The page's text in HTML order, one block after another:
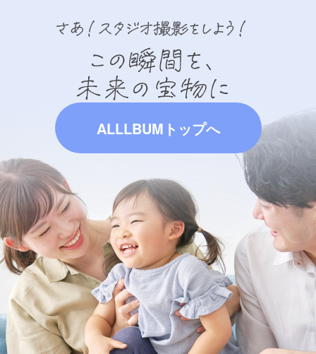
ALLLBUMトップへ